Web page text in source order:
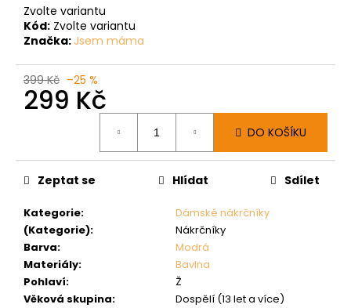
Zvolte variantu
Kód: Zvolte variantu
Značka: Jsem máma
399 Kč –25 %
299 Kč
DO KOŠÍKU
Kategorie:
Dámské nákrčníky
(Kategorie):
Nákrčníky
Barva:
Modrá
Materiály:
Bavlna
Pohlaví:
Ž
Věková skupina:
Dospělí (13 let a více)
Zeptat se Hlídat Sdílet